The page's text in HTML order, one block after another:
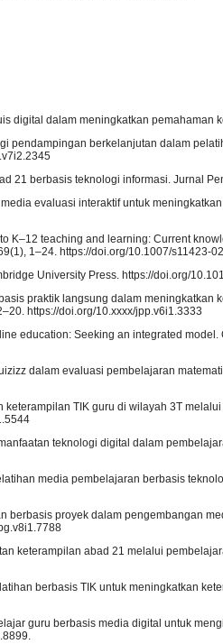
digital dalam meningkatkan pemahaman
pendampingan berkelanjutan dalam
21 berbasis teknologi informasi. Jurnal
evaluasi interaktif untuk
K–12 teaching and learning: Current
1–24. https://doi.org/10.1007/s11423-
University Press. https://doi.org/
praktik langsung dalam meningkatkan
https://doi.org/10.xxxx/jpp.v6i1.3333
education: Seeking an integrated
dalam evaluasi pembelajaran
keterampilan TIK guru di wilayah 3T
teknologi digital dalam
media pembelajaran berbasis
berbasis proyek dalam pengembangan
keterampilan abad 21 melalui
berbasis TIK untuk meningkatkan
guru berbasis media digital untuk